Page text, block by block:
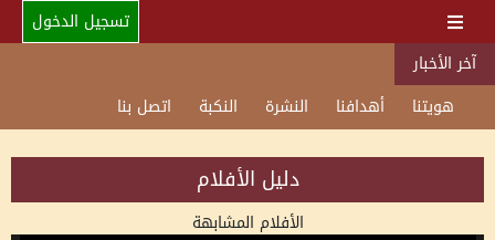
تسجيل الدخول
آخر الأخبار
هويتنا
أهدافنا النشرة النكبة اتصل بنا
دليل الأفلام
الأفلام المشابهة